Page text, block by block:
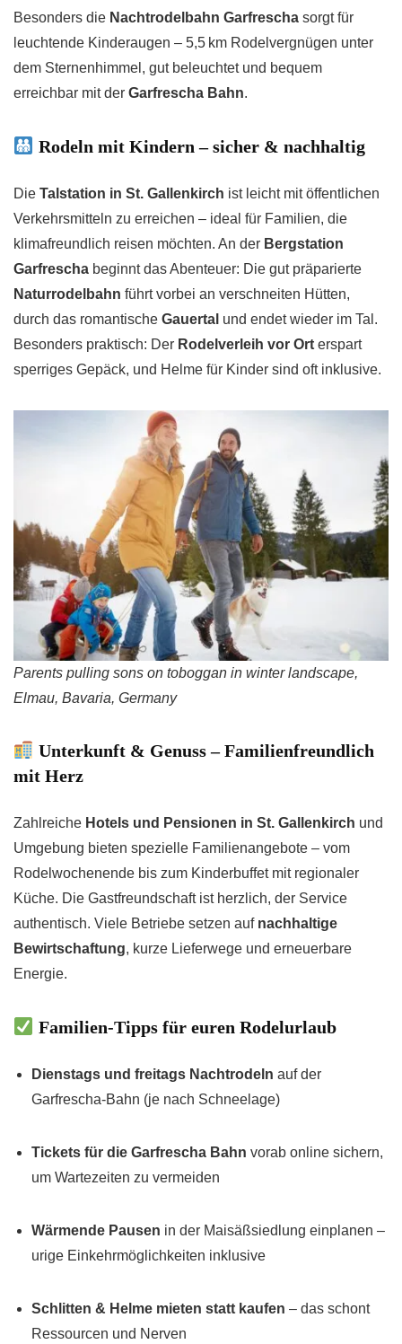
Besonders die Nachtrodelbahn Garfrescha sorgt für
leuchtende Kinderaugen – 5,5 km Rodelvergnügen unter
dem Sternenhimmel, gut beleuchtet und bequem
erreichbar mit der Garfrescha Bahn.
Rodeln mit Kindern – sicher & nachhaltig
Die Talstation in St. Gallenkirch ist leicht mit öffentlichen
Verkehrsmitteln zu erreichen – ideal für Familien, die
klimafreundlich reisen möchten. An der Bergstation
Garfrescha beginnt das Abenteuer: Die gut präparierte
Naturrodelbahn führt vorbei an verschneiten Hütten,
durch das romantische Gauertal und endet wieder im Tal.
Besonders praktisch: Der Rodelverleih vor Ort erspart
sperriges Gepäck, und Helme für Kinder sind oft inklusive.
Parents pulling sons on toboggan in winter landscape,
Elmau, Bavaria, Germany
Unterkunft & Genuss – Familienfreundlich
mit Herz
Zahlreiche Hotels und Pensionen in St. Gallenkirch und
Umgebung bieten spezielle Familienangebote – vom
Rodelwochenende bis zum Kinderbuffet mit regionaler
Küche. Die Gastfreundschaft ist herzlich, der Service
authentisch. Viele Betriebe setzen auf nachhaltige
Bewirtschaftung, kurze Lieferwege und erneuerbare
Energie.
Familien-Tipps für euren Rodelurlaub
Dienstags und freitags Nachtrodeln auf der
Garfrescha-Bahn (je nach Schneelage)
Tickets für die Garfrescha Bahn vorab online sichern,
um Wartezeiten zu vermeiden
Wärmende Pausen in der Maisäßsiedlung einplanen –
urige Einkehrmöglichkeiten inklusive
Schlitten & Helme mieten statt kaufen – das schont
Ressourcen und Nerven